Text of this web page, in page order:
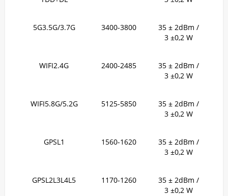
5G3.5G/3.7G 3400-3800
35 ± 2dBm /
3 ±0,2 W
WIFI2.4G 2400-2485
35 ± 2dBm /
3 ±0,2 W
WIFI5.8G/5.2G 5125-5850
35 ± 2dBm /
3 ±0,2 W
GPSL1 1560-1620
35 ± 2dBm /
3 ±0,2 W
GPSL2L3L4L5 1170-1260
35 ± 2dBm /
3 ±0,2 W